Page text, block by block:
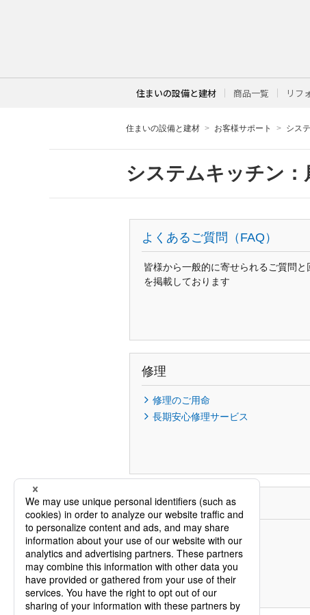
住まいの設備と建材 商品一覧 リフ
住まいの設備と建材 お客様サポート シス
システムキッチン：
よくあるご質問（FAQ）
皆様から一般的に寄せられるご質問と
を掲載しております
修理
修理のご用命
長期安心修理サービス
お問い合わせ
電話でのご相談
メールでのご相談